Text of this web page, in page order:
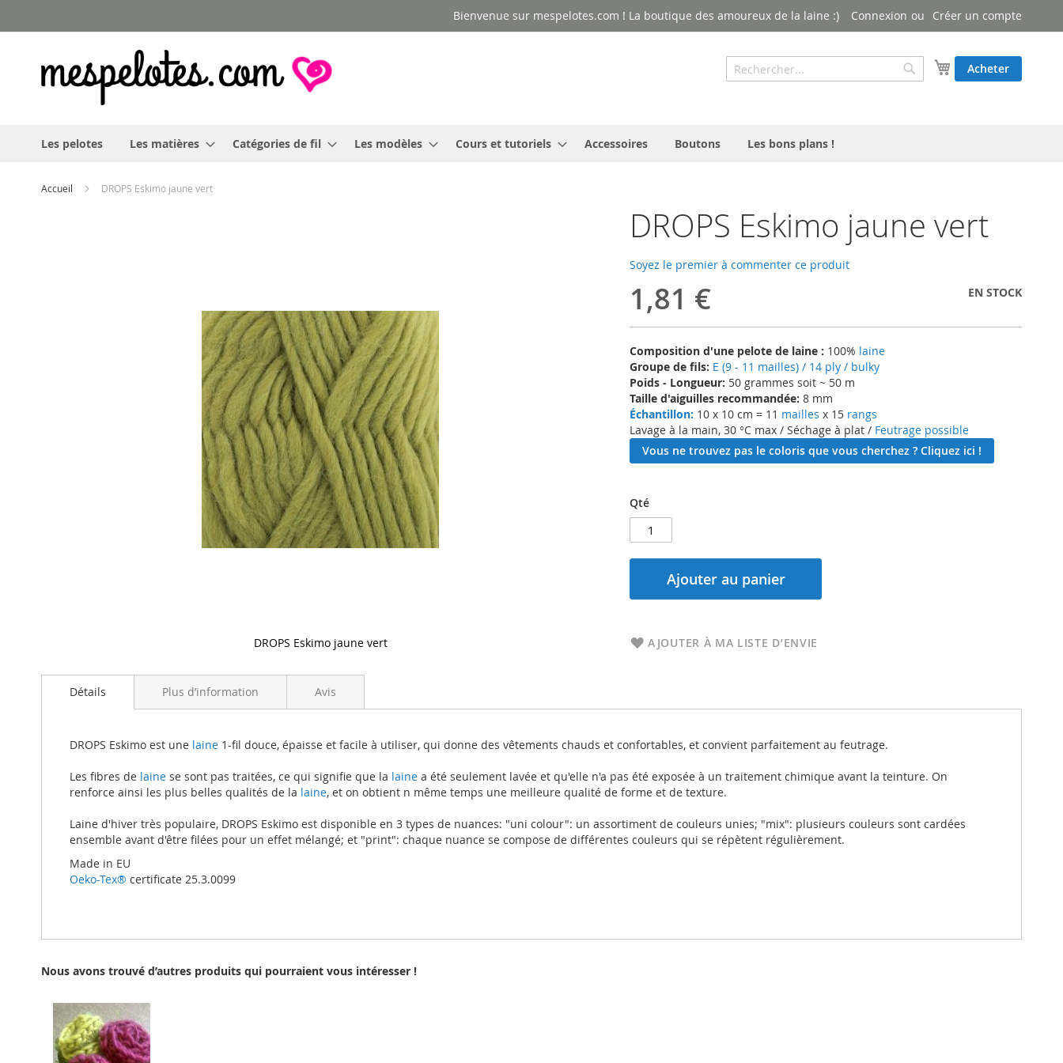
au
Bienvenue sur mespelotes.com ! La boutique des amoureux de la laine :) Connexion Créer un compte
Mon panier
Acheter
Rechercher
Rechercher
Les pelotes Les matières Catégories de fil Les modèles Cours et tutoriels Accessoires Boutons Les bons plans !
Accueil DROPS Eskimo jaune vert
DROPS Eskimo jaune vert
Soyez le premier à commenter ce produit
1,81 € EN STOCK
Composition d'une pelote de laine : 100% laine
Groupe de fils: E (9 - 11 mailles) / 14 ply / bulky
Poids - Longueur: 50 grammes soit ~ 50 m
Taille d'aiguilles recommandée: 8 mm
Échantillon: 10 x 10 cm = 11 mailles x 15 rangs
Lavage à la main, 30 °C max / Séchage à plat / Feutrage possible
Vous ne trouvez pas le coloris que vous cherchez ? Cliquez ici !
Qté
Ajouter au panier
AJOUTER À MA LISTE D’ENVIE
DROPS Eskimo jaune vert
to
gallery
Détails
DROPS Eskimo est une laine 1-fil douce, épaisse et facile à utiliser, qui donne des vêtements chauds et confortables, et convient parfaitement au feutrage.
Les fibres de laine se sont pas traitées, ce qui signifie que la laine a été seulement lavée et qu'elle n'a pas été exposée à un traitement chimique avant la teinture. On
renforce ainsi les plus belles qualités de la laine, et on obtient n même temps une meilleure qualité de forme et de texture.
Laine d'hiver très populaire, DROPS Eskimo est disponible en 3 types de nuances: "uni colour": un assortiment de couleurs unies; "mix": plusieurs couleurs sont cardées
ensemble avant d'être filées pour un effet mélangé; et "print": chaque nuance se compose de différentes couleurs qui se répètent régulièrement.
Made in EU
Oeko-Tex® certificate 25.3.0099
Plus d’information Avis
Nous avons trouvé d’autres produits qui pourraient vous intéresser !